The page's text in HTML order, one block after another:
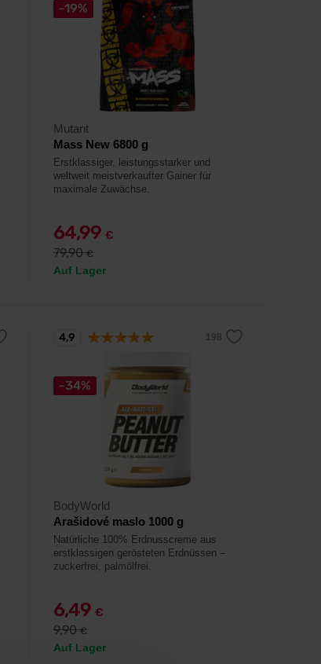
-19%
Mutant
Mass New 6800 g
Erstklassiger, leistungsstarker und
weltweit meistverkaufter Gainer für
maximale Zuwächse.
64,99 €
79,90€
Auf Lager
-34%
BodyWorld
Arašidové maslo 1000 g
Natürliche 100% Erdnusscreme aus
erstklassigen gerösteten Erdnüssen –
zuckerfrei, palmölfrei.
6,49 €
9,90€
Auf Lager
4,9